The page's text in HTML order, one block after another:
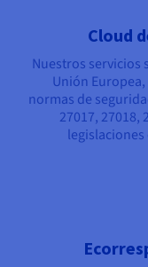
Cloud
Nuestros servicios
Unión
normas de
27017, 27018,